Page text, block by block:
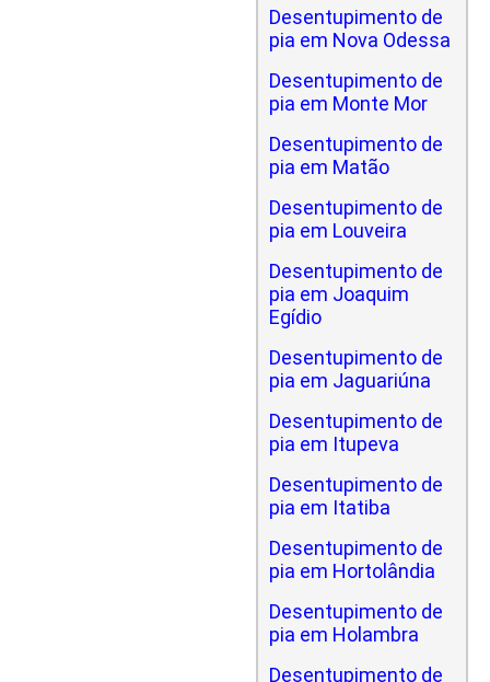
Desentupimento de
pia em Nova Odessa
Desentupimento de
pia em Monte Mor
Desentupimento de
pia em Matão
Desentupimento de
pia em Louveira
Desentupimento de
pia em Joaquim
Egídio
Desentupimento de
pia em Jaguariúna
Desentupimento de
pia em Itupeva
Desentupimento de
pia em Itatiba
Desentupimento de
pia em Hortolândia
Desentupimento de
pia em Holambra
Desentupimento de